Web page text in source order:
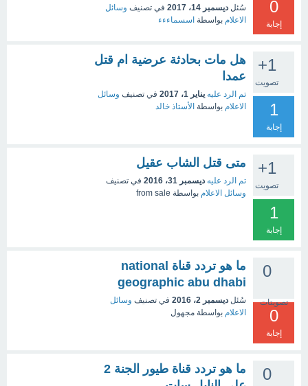
0
إجابة
سُئل ديسمبر 14، 2017 في تصنيف وسائل
الاعلام بواسطة اسسماءءء
+1
تصويت
1
إجابة
هل مات بحادثة عرضية ام قتل
عمدا
تم الرد عليه يناير 1، 2017 في تصنيف وسائل
الاعلام بواسطة الأستاذ خالد
+1
تصويت
1
إجابة
متى قتل الشاب عقيل
تم الرد عليه ديسمبر 31، 2016
في تصنيف
وسائل الاعلام بواسطة from sale
0
تصويتات
0
إجابة
ما هو تردد قناة national
geographic abu dhabi
سُئل ديسمبر 2، 2016 في تصنيف وسائل
الاعلام بواسطة مجهول
0
ما هو تردد قناة طيور الجنة 2